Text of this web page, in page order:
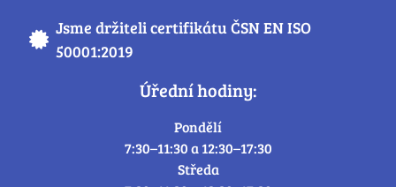
Jsme držiteli certifikátu ČSN EN ISO
50001:2019
Úřední hodiny:
Pondělí
7:30–11:30 a 12:30–17:30
Středa